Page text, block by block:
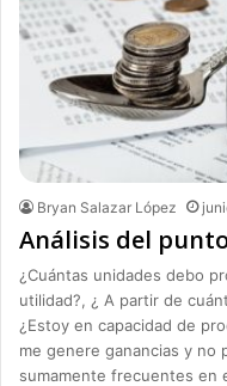
Bryan Salazar López
Análisis del
¿Cuántas unidades debo
utilidad?, ¿ A partir de
¿Estoy en capacidad de
me genere ganancias y no
sumamente frecuentes en